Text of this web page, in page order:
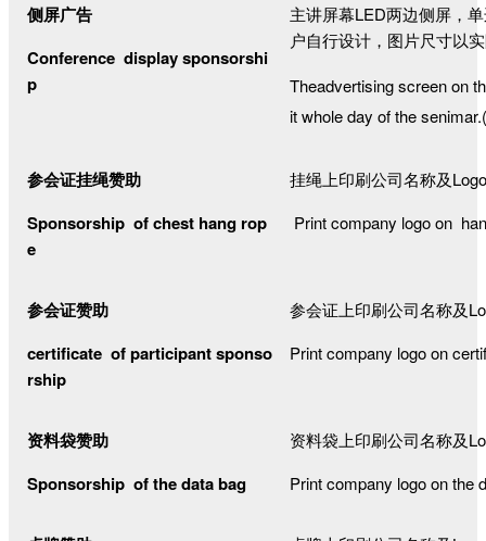
侧屏广告
Conference display sponsorshi
p
主讲屏幕LED两边侧屏，
户自行设计，图片尺寸以
Theadvertising screen on
it whole day of the
参会证挂绳赞助
Sponsorship of chest hang rop
e
挂绳上印刷公司名称及Logo
Print company logo on
参会证赞助
certificate of participant sponso
rship
参会证上印刷公司名称及
Print company logo on
资料袋赞助
Sponsorship of the data bag
资料袋上印刷公司名称及
Print company logo on the